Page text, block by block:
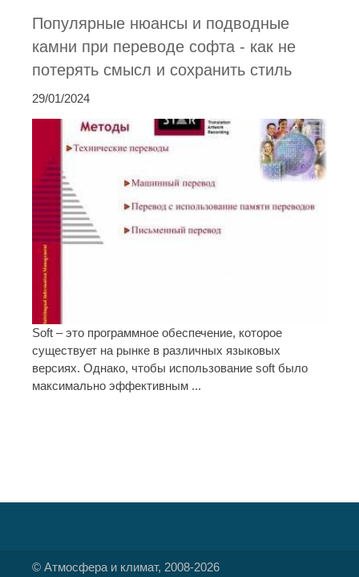
Популярные нюансы и подводные
камни при переводе софта - как не
потерять смысл и сохранить стиль
29/01/2024
Soft – это программное обеспечение, которое
существует на рынке в различных языковых
версиях. Однако, чтобы использование soft было
максимально эффективным ...
© Атмосфера и климат, 2008-2026